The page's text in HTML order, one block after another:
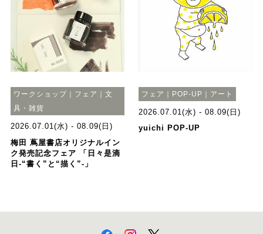
ワークショップ｜フェア｜文
具・雑貨
2026.07.01(水) - 08.09(日)
梅田 蔦屋書店オリジナルイン
ク発売記念フェア 「日々是滴
日-“書く”と“描く”-」
フェア｜POP-UP｜アート
2026.07.01(水) - 08.09(日)
yuichi POP-UP